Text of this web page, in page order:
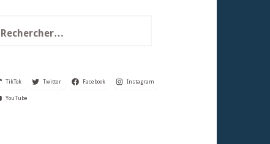
TikTok Twitter Facebook Instagram
YouTube